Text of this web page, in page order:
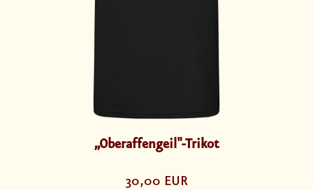
„Oberaffengeil"-Trikot
30,00 EUR